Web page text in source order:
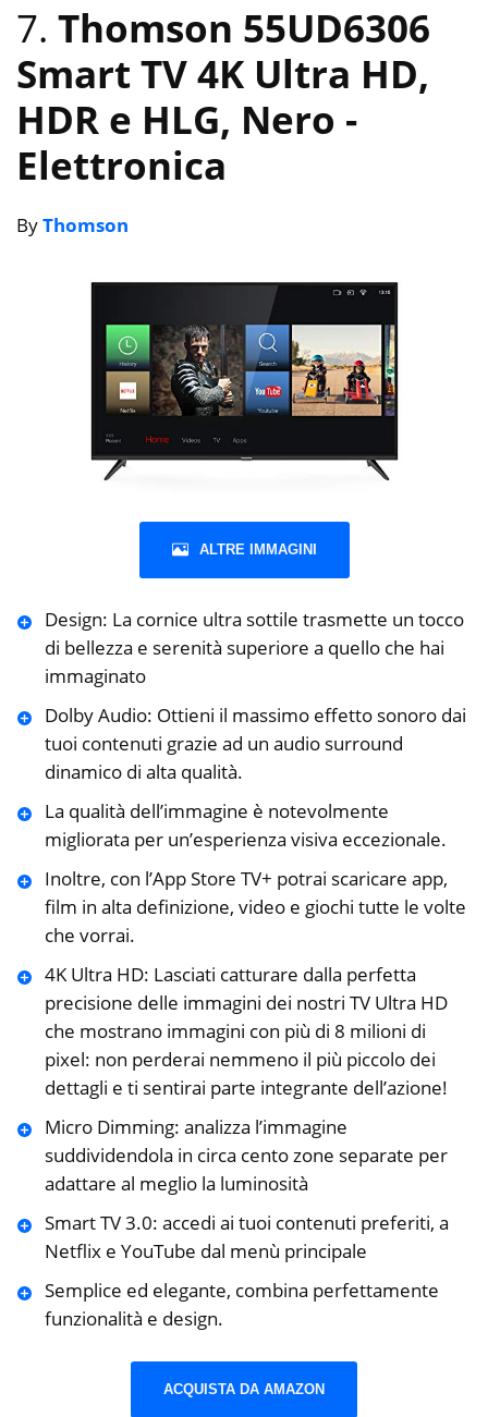
7. Thomson 55UD6306
Smart TV 4K Ultra HD,
HDR e HLG, Nero -
Elettronica
ByThomson
ALTRE IMMAGINI
Design: La cornice ultra sottile trasmette un tocco
di bellezza e serenità superiore a quello che hai
immaginato
Dolby Audio: Ottieni il massimo effetto sonoro dai
tuoi contenuti grazie ad un audio surround
dinamico di alta qualità.
La qualità dell’immagine è notevolmente
migliorata per un’esperienza visiva eccezionale.
Inoltre, con l’App Store TV+ potrai scaricare app,
film in alta definizione, video e giochi tutte le volte
che vorrai.
4K Ultra HD: Lasciati catturare dalla perfetta
precisione delle immagini dei nostri TV Ultra HD
che mostrano immagini con più di 8 milioni di
pixel: non perderai nemmeno il più piccolo dei
dettagli e ti sentirai parte integrante dell’azione!
Micro Dimming: analizza l’immagine
suddividendola in circa cento zone separate per
adattare al meglio la luminosità
Smart TV 3.0: accedi ai tuoi contenuti preferiti, a
Netflix e YouTube dal menù principale
Semplice ed elegante, combina perfettamente
funzionalità e design.
ACQUISTA DA AMAZON